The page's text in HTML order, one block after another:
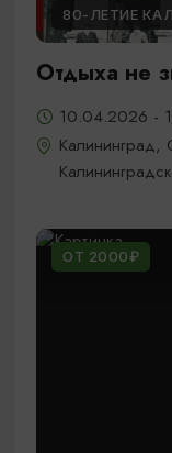
80-ЛЕТИЕ
Отдыха не
10.04.2026 -
Калининград,
ОТ 2000₽